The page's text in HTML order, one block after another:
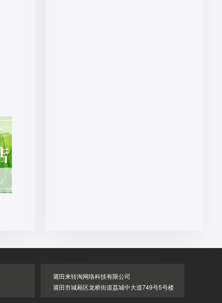
莆田来转淘网络科技有限公司
莆田市城厢区龙桥街道荔城中大道749号5号楼